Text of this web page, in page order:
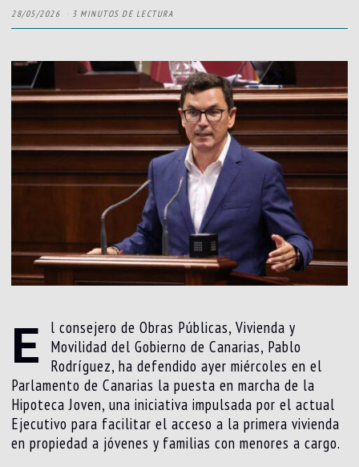
28/05/2026 3 MINUTOS DE LECTURA
E
l consejero de Obras Públicas, Vivienda y
Movilidad del Gobierno de Canarias, Pablo
Rodríguez, ha defendido ayer miércoles en el
Parlamento de Canarias la puesta en marcha de la
Hipoteca Joven, una iniciativa impulsada por el actual
Ejecutivo para facilitar el acceso a la primera vivienda
en propiedad a jóvenes y familias con menores a cargo.